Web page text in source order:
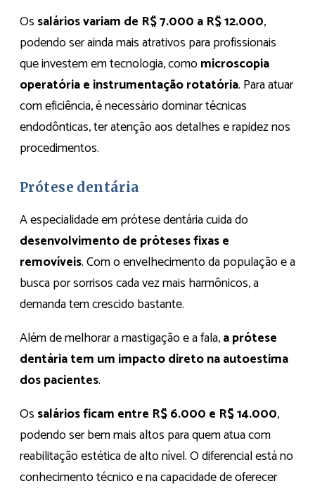
Os salários variam de R$ 7.000 a R$ 12.000,
podendo ser ainda mais atrativos para profissionais
que investem em tecnologia, comomicroscopia
operatória e instrumentação rotatória. Para atuar
com eficiência, é necessário dominar técnicas
endodônticas, ter atenção aos detalhes e rapidez nos
procedimentos.
Prótese dentária
A especialidade em prótese dentária cuida do
desenvolvimento de próteses fixas e
removíveis. Com o envelhecimento da população e a
busca por sorrisos cada vez mais harmônicos, a
demanda tem crescido bastante.
Além de melhorar a mastigação e a fala,a prótese
dentária tem um impacto direto na autoestima
dos pacientes.
Os salários ficam entre R$ 6.000 e R$ 14.000,
podendo ser bem mais altos para quem atua com
reabilitação estética de alto nível. O diferencial está no
conhecimento técnico e na capacidade de oferecer